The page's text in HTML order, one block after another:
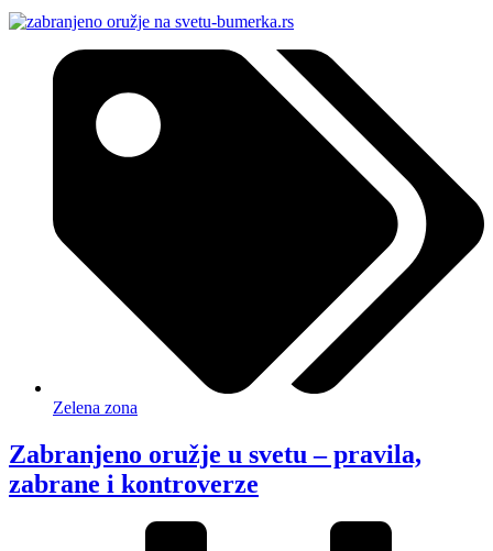
Zelena zona
Zabranjeno oružje u svetu – pravila,
zabrane i kontroverze